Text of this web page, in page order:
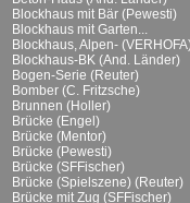
Blockhaus mit Bär (Pewesti)
Blockhaus mit Garten...
Blockhaus, Alpen-
Blockhaus-BK (And. Länder)
Bogen-Serie (Reuter)
Bomber (C. Fritzsche)
Brunnen (Holler)
Brücke (Engel)
Brücke (Mentor)
Brücke (Pewesti)
Brücke (SFFischer)
Brücke (Spielszene) (Reuter)
Brücke mit Zug (SFFischer)